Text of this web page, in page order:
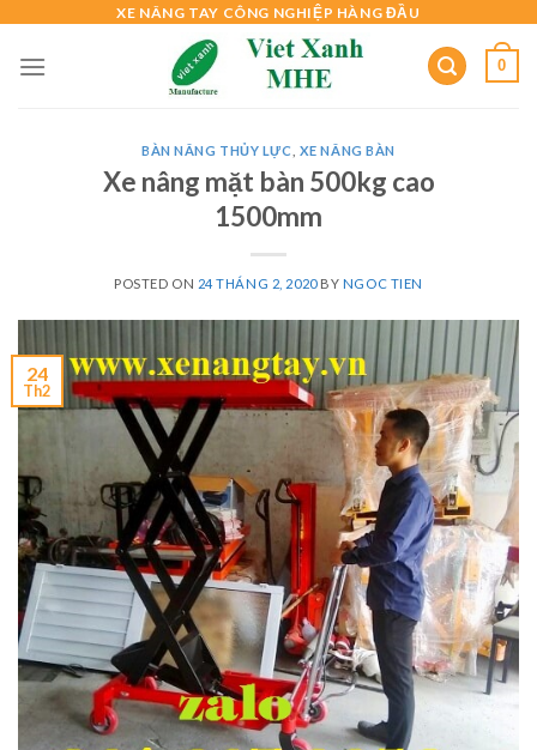
content
XE NÂNG TAY CÔNG NGHIỆP HÀNG ĐẦU
0
BÀN NÂNG THỦY LỰC XE NÂNG BÀN
Xe nâng mặt bàn 500kg cao
1500mm
POSTED ON 24 THÁNG 2, 2020BY NGOC TIEN
24
Th2